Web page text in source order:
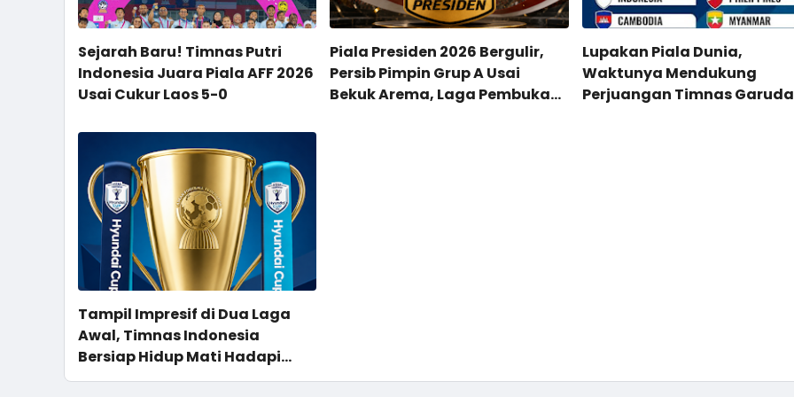
Sejarah Baru! Timnas Putri
Indonesia Juara Piala AFF 2026
Usai Cukur Laos 5-0
Piala Presiden 2026 Bergulir,
Persib Pimpin Grup A Usai
Bekuk Arema, Laga Pembuka
Lupakan Piala Dunia,
Waktunya Mendukung
Perjuangan Timnas
Tampil Impresif di Dua Laga
Awal, Timnas Indonesia
Bersiap Hidup Mati Hadapi
Vietnam